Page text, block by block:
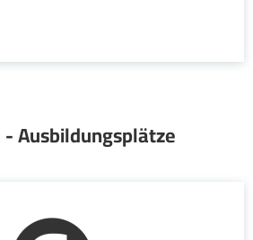
- Ausbildungsplätze